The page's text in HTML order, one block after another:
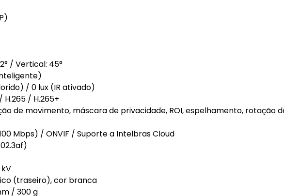
/ Vertical: 45°
/ 0 lux (IR ativado)
H.265 / H.265+
de movimento, máscara de privacidade, ROI, espelhamento, rotação
100 Mbps) / ONVIF / Suporte a Intelbras Cloud
(traseiro), cor branca
/ 300 g